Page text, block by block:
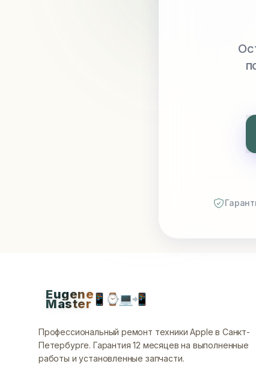
Eugene
Master📱 ⌚💻📲
Профессиональный ремонт техники Apple в Санкт-
Петербурге. Гарантия 12 месяцев на выполненные
работы и установленные запчасти.